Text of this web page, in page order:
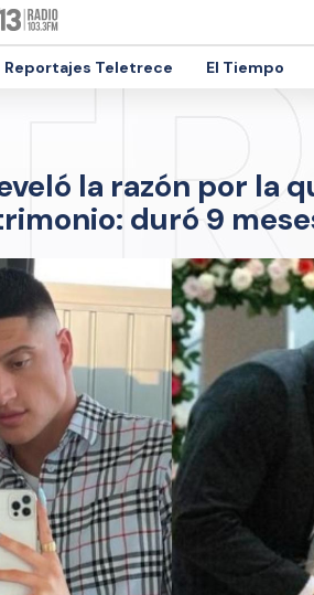
Reportajes Teletrece El Tiempo
la razón por la
duró 9